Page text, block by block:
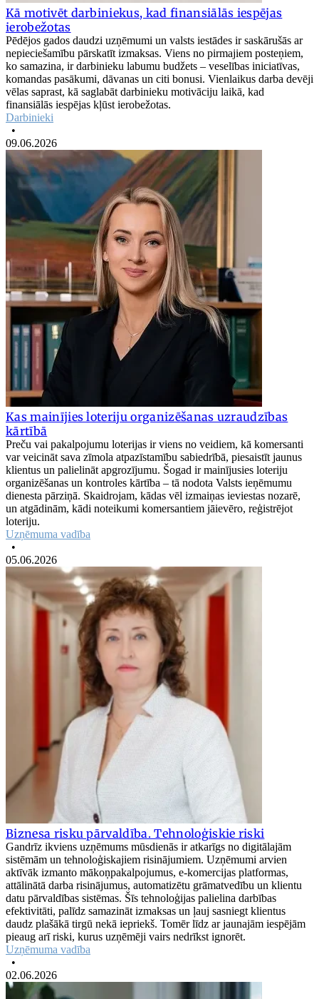
Kā motivēt darbiniekus, kad finansiālās iespējas
ierobežotas
Pēdējos gados daudzi uzņēmumi un valsts iestādes ir saskārušās ar
nepieciešamību pārskatīt izmaksas. Viens no pirmajiem posteņiem,
ko samazina, ir darbinieku labumu budžets – veselības iniciatīvas,
komandas pasākumi, dāvanas un citi bonusi. Vienlaikus darba devēji
vēlas saprast, kā saglabāt darbinieku motivāciju laikā, kad
finansiālās iespējas kļūst ierobežotas.
Darbinieki
•
09.06.2026
Kas mainījies loteriju organizēšanas uzraudzības
kārtībā
Preču vai pakalpojumu loterijas ir viens no veidiem, kā komersanti
var veicināt sava zīmola atpazīstamību sabiedrībā, piesaistīt jaunus
klientus un palielināt apgrozījumu. Šogad ir mainījusies loteriju
organizēšanas un kontroles kārtība – tā nodota Valsts ieņēmumu
dienesta pārziņā. Skaidrojam, kādas vēl izmaiņas ieviestas nozarē,
un atgādinām, kādi noteikumi komersantiem jāievēro, reģistrējot
loteriju.
Uzņēmuma vadība
•
05.06.2026
Biznesa risku pārvaldība. Tehnoloģiskie riski
Gandrīz ikviens uzņēmums mūsdienās ir atkarīgs no digitālajām
sistēmām un tehnoloģiskajiem risinājumiem. Uzņēmumi arvien
aktīvāk izmanto mākoņpakalpojumus, e-komercijas platformas,
attālinātā darba risinājumus, automatizētu grāmatvedību un klientu
datu pārvaldības sistēmas. Šīs tehnoloģijas palielina darbības
efektivitāti, palīdz samazināt izmaksas un ļauj sasniegt klientus
daudz plašākā tirgū nekā iepriekš. Tomēr līdz ar jaunajām iespējām
pieaug arī riski, kurus uzņēmēji vairs nedrīkst ignorēt.
Uzņēmuma vadība
•
02.06.2026